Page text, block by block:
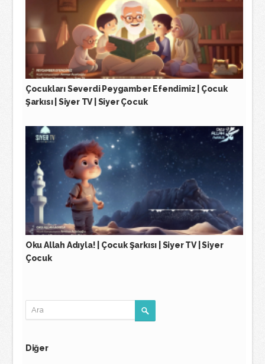
Çocukları Severdi Peygamber Efendimiz | Çocuk
Şarkısı | Siyer TV | Siyer Çocuk
Oku Allah Adıyla! | Çocuk Şarkısı | Siyer TV | Siyer
Çocuk
Diğer